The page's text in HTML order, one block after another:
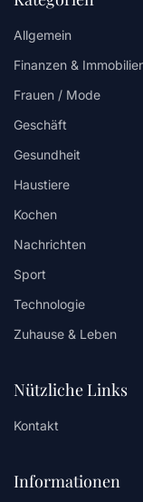
Allgemein
Finanzen &
Frauen / Mode
Geschäft
Gesundheit
Haustiere
Kochen
Nachrichten
Sport
Technologie
Zuhause & Leben
Nützliche Links
Kontakt
Informationen